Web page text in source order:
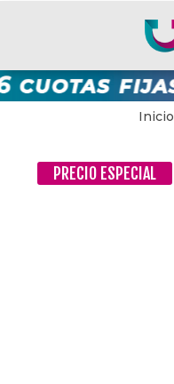
Inicio
PRECIO ESPECIAL